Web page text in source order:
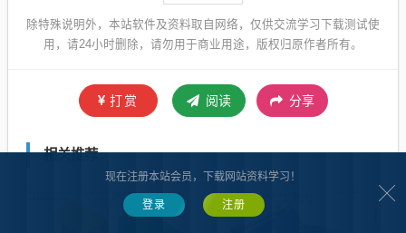
除特殊说明外，本站软件及资料取自网络，仅供交流学习下载测试使
用，请24小时删除，请勿用于商业用途，版权归原作者所有。
打赏 阅读 分享
相关推荐
现在注册本站会员，下载网站资料学习！
登录 注册